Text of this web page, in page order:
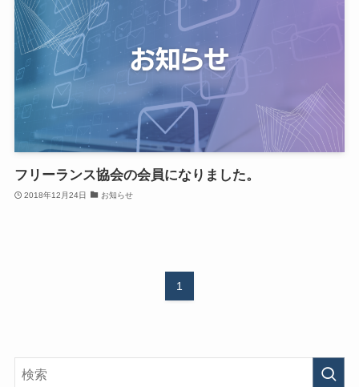
フリーランス協会の会員になりました。
2018年12月24日 お知らせ
1